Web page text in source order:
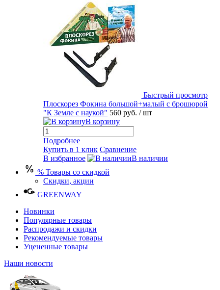
Быстрый просмотр
Плоскорез Фокина большой+малый с брошюрой
"К Земле с наукой" 560 руб. / шт
В корзину
Подробнее
Купить в 1 клик Сравнение
В избранное
В наличии
% Товары со скидкой
Скидки, акции
GREENWAY
Новинки
Популярные товары
Распродажи и скидки
Рекомендуемые товары
Уцененные товары
Наши новости